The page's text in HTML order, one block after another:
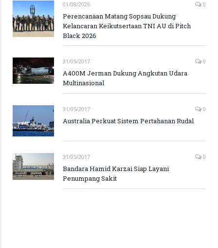
01/08/2026 0
Perencanaan Matang Sopsau Dukung
Kelancaran Keikutsertaan TNI AU di Pitch
Black 2026
31/05/2017 0
A400M Jerman Dukung Angkutan Udara
Multinasional
31/05/2017 0
Australia Perkuat Sistem Pertahanan Rudal
31/05/2017 0
Bandara Hamid Karzai Siap Layani
Penumpang Sakit